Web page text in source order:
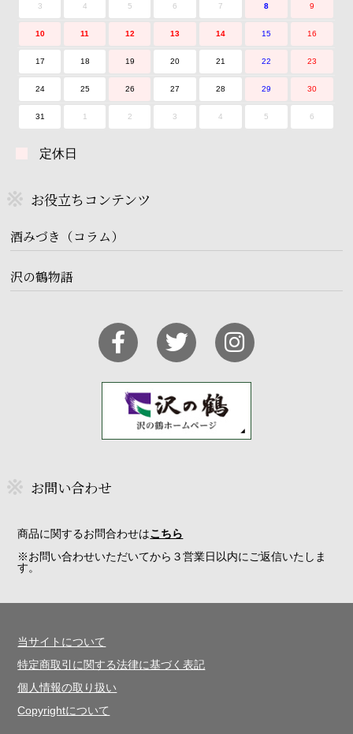
3 4 5 6 7 8 9
10 11 12 13 14 15 16
17 18 19 20 21 22 23
24 25 26 27 28 29 30
31 1 2 3 4 5 6
定休日
お役立ちコンテンツ
酒みづき（コラム）
沢の鶴物語
お問い合わせ
商品に関するお問合わせはこちら
※お問い合わせいただいてから３営業日以内にご返信いたしま
す。
当サイトについて
特定商取引に関する法律に基づく表記
個人情報の取り扱い
Copyrightについて